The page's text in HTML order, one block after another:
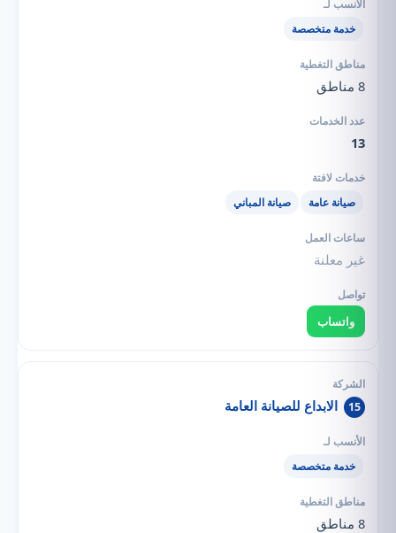
خدمة متخصصة
8 مناطق
13
صيانة عامة صيانة المباني
غير معلنة
واتساب
15 الابداع للصيانة العامة
خدمة متخصصة
8 مناطق